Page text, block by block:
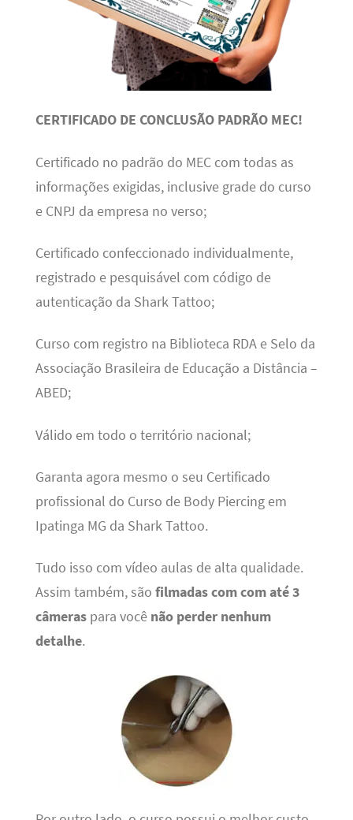
CERTIFICADO DE CONCLUSÃO PADRÃO MEC!
Certificado no padrão do MEC com todas as
informações exigidas, inclusive grade do curso
e CNPJ da empresa no verso;
Certificado confeccionado individualmente,
registrado e pesquisável com código de
autenticação da Shark Tattoo;
Curso com registro na Biblioteca RDA e Selo da
Associação Brasileira de Educação a Distância –
ABED;
Válido em todo o território nacional;
Garanta agora mesmo o seu Certificado
profissional do Curso de Body Piercing em
Ipatinga MG da Shark Tattoo.
Tudo isso com vídeo aulas de alta qualidade.
Assim também, são filmadas com com até 3
câmeraspara você não perder nenhum
detalhe.